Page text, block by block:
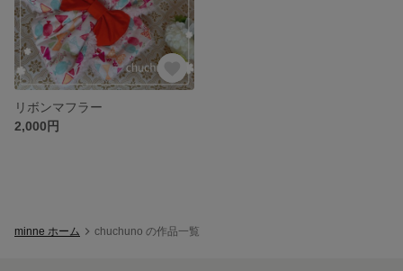
リボンマフラー
2,000円
minne ホーム chuchuno の作品一覧